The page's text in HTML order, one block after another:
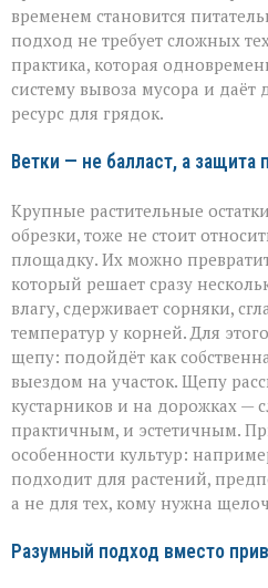
временем становится
подход не требует сложных
практика, которая
систему вывоза мусора и
ресурс для грядок.
Ветки — не балласт, а защита
Крупные растительные
обрезки, тоже не стоит
площадку. Их можно
который решает сразу
влагу, сдерживает сорняки,
температур у корней. Для
щепу: подойдёт как
выездом на участок. Щепу
кустарников и на дорожках —
практичным, и эстетичным.
особенности культур:
подходит для растений,
а не для тех, кому нужна
Разумный подход вместо